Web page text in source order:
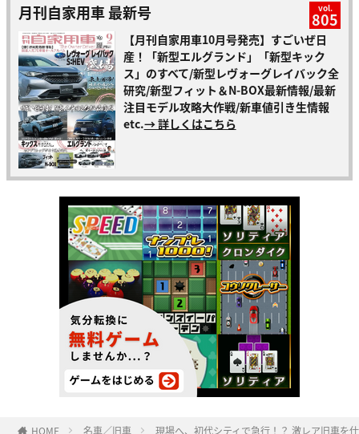
月刊自家用車 最新号 vol.
805
【月刊自家用車10月号発売】すごいぜ日
産！「新型エルグランド」「新型キック
ス」のすべて/新型レヴォーグレイバック全
研究/新型フィット＆N-BOX最新情報/最新
注目モデル攻略大作戦/新車値引き生情報
etc.→ 詳しくはこちら
HOME 名車／旧車 現場へ、初代シティで急行！？ 激レア旧車を